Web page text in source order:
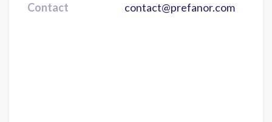
Contact contact@prefanor.com